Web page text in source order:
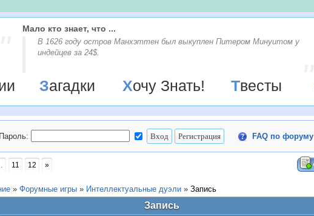
Мало кто знает, что ...
В 1626 году остров Манхэттен был выкуплен Питером Минуитом у
индейцев за 24$.
Загадки Хочу Знать! Твесты
Пароль: FAQ по форуму
11 12 »
» Форумные игры » Интеллектуальные дуэли » Запись
Запись